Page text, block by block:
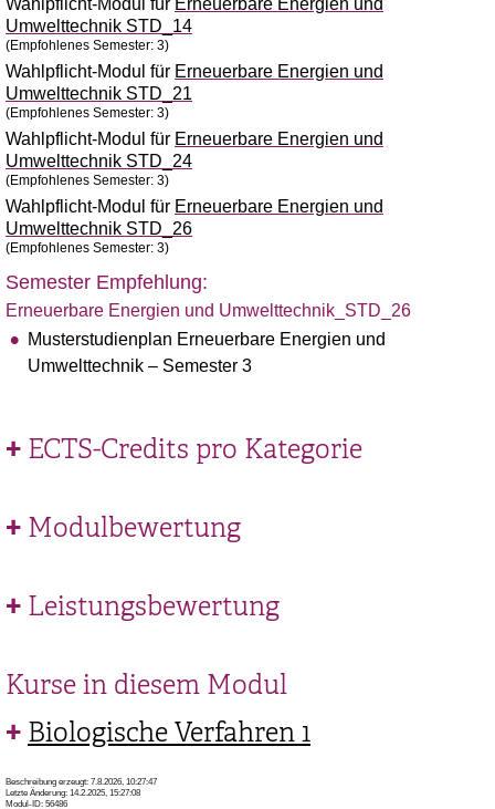
Wahlpflicht-Modul für Erneuerbare Energien und
Umwelttechnik STD_14
(Empfohlenes Semester: 3)
Wahlpflicht-Modul für Erneuerbare Energien und
Umwelttechnik STD_21
(Empfohlenes Semester: 3)
Wahlpflicht-Modul für Erneuerbare Energien und
Umwelttechnik STD_24
(Empfohlenes Semester: 3)
Wahlpflicht-Modul für Erneuerbare Energien und
Umwelttechnik STD_26
(Empfohlenes Semester: 3)
Semester Empfehlung:
Erneuerbare Energien und Umwelttechnik_STD_26
Musterstudienplan Erneuerbare Energien und
Umwelttechnik – Semester 3
ECTS-Credits pro Kategorie
Modulbewertung
Leistungsbewertung
Kurse in diesem Modul
Biologische Verfahren 1
Beschreibung erzeugt: 7.8.2026, 10:27:47
Letzte Änderung: 14.2.2025, 15:27:08
Modul-ID: 56486